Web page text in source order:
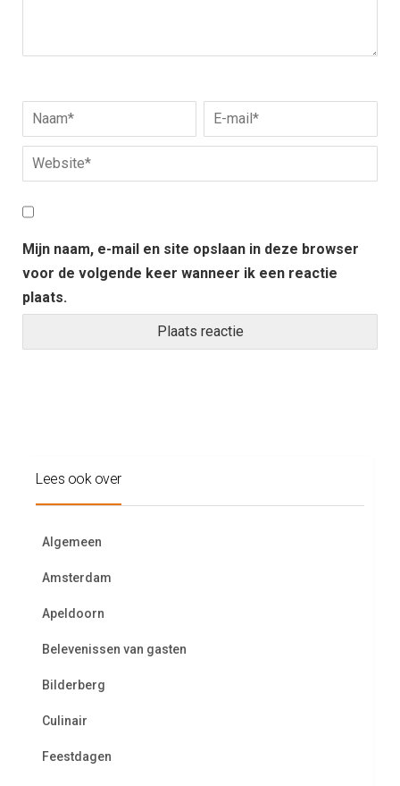
Mijn naam, e-mail en site opslaan in deze browser
voor de volgende keer wanneer ik een reactie
plaats.
Lees ook over
Algemeen
Amsterdam
Apeldoorn
Belevenissen van gasten
Bilderberg
Culinair
Feestdagen